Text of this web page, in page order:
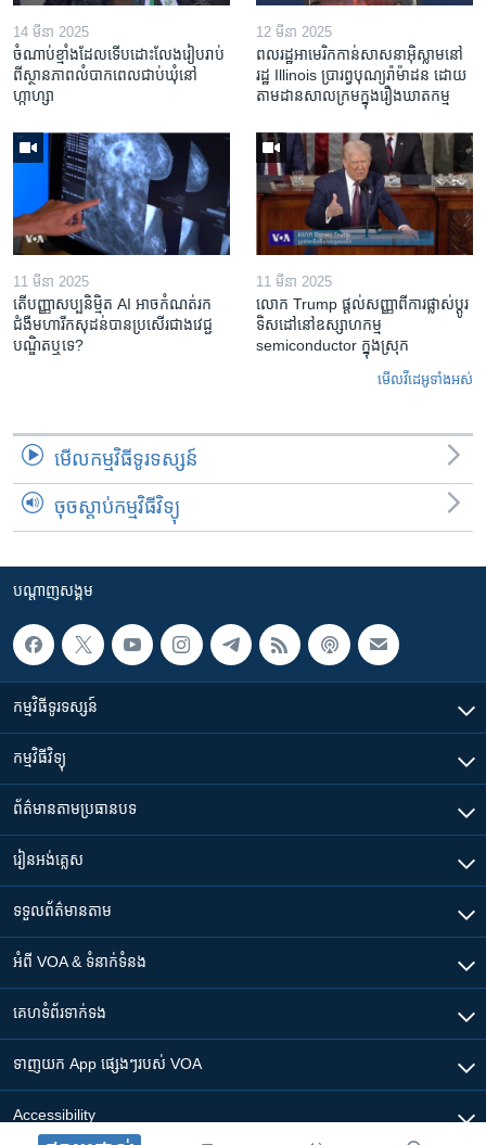
14 មីនា 2025
ចំណាប់ខ្មាំង​ដែល​ទើប​ដោះលែង​រៀបរាប់​
ពី​ស្ថានភាព​​លំបាក​ពេល​ជាប់​ឃុំ​នៅ​
ហ្កាហ្សា
12 មីនា 2025
ពលរដ្ឋអាមេរិក​កាន់សាសនា​អ៊ិស្លាម​នៅ
រដ្ឋ Illinois ​ប្រារព្វបុណ្យរ៉ាម៉ាដន ​ដោយ​
តាម​ដាន​​សាលក្រមក្នុងរឿងឃាតកម្ម
11 មីនា 2025
តើ​បញ្ញាសប្បនិម្មិត​ AI អាច​កំណត់​រក​
ជំងឺមហារីក​សុដន់​បាន​ប្រសើរ​ជាង​វេជ្ជ
បណ្ឌិត​ឬ​ទេ?
11 មីនា 2025
លោក Trump ផ្តល់សញ្ញាពីការផ្លាស់ប្តូរ
ទិសដៅនៅឧស្សាហកម្ម
semiconductor ក្នុងស្រុក
មើល​វីដេអូ​ទាំង​អស់
មើល​កម្មវិធី​ទូរទស្សន៍
ចុចស្តាប់កម្មវិធីវិទ្យុ
បណ្តាញ​សង្គម
កម្មវិធី​ទូរទស្សន៍
កម្មវិធី​វិទ្យុ
ព័ត៌មាន​តាមប្រធានបទ​
រៀន​​អង់គ្លេស
ទទួល​ព័ត៌មាន​តាម
អំពី​ VOA & ទំនាក់ទំនង
គេហទំព័រ​​ទាក់ទង
ទាញយក​ App ផ្សេងៗ​របស់​ VOA
Accessibility